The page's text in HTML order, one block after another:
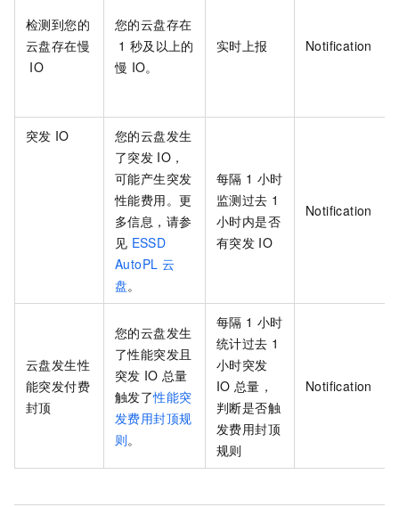
检测到您的
云盘存在慢
IO
您的云盘存在
1 秒及以上的
慢 IO。
实时上报 Notification
突发 IO
您的云盘发生
了突发 IO，
可能产生突发
性能费用。更
多信息，请参
见 ESSD
AutoPL 云
盘。
每隔 1 小时
监测过去 1
小时内是否
有突发 IO
Notification
云盘发生性
能突发付费
封顶
您的云盘发生
了性能突发且
突发 IO 总量
触发了性能突
发费用封顶规
则。
每隔 1 小时
统计过去 1
小时突发
IO 总量，
判断是否触
发费用封顶
规则
Notification